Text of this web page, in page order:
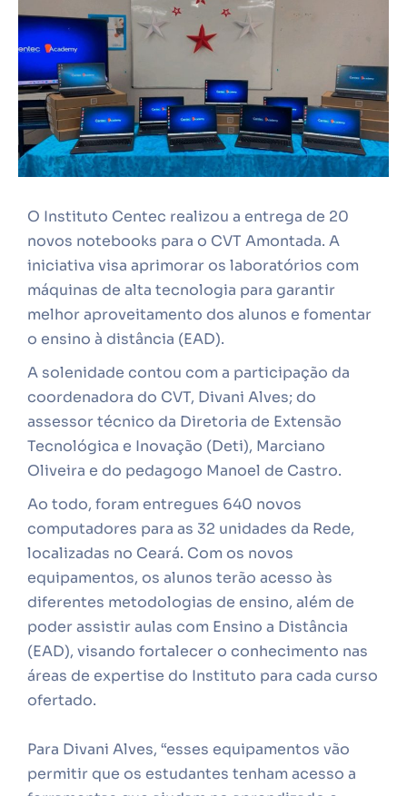
O Instituto Centec realizou a entrega de 20
novos notebooks para o CVT Amontada. A
iniciativa visa aprimorar os laboratórios com
máquinas de alta tecnologia para garantir
melhor aproveitamento dos alunos e fomentar
o ensino à distância (EAD).
A solenidade contou com a participação da
coordenadora do CVT, Divani Alves; do
assessor técnico da Diretoria de Extensão
Tecnológica e Inovação (Deti), Marciano
Oliveira e do pedagogo Manoel de Castro.
Ao todo, foram entregues 640 novos
computadores para as 32 unidades da Rede,
localizadas no Ceará. Com os novos
equipamentos, os alunos terão acesso às
diferentes metodologias de ensino, além de
poder assistir aulas com Ensino a Distância
(EAD), visando fortalecer o conhecimento nas
áreas de expertise do Instituto para cada curso
ofertado.
Para Divani Alves, “esses equipamentos vão
permitir que os estudantes tenham acesso a